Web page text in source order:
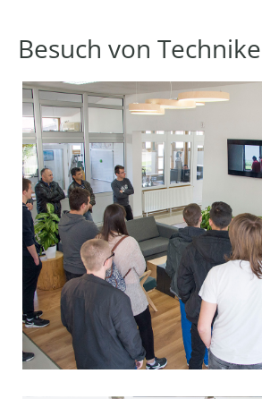
Besuch von